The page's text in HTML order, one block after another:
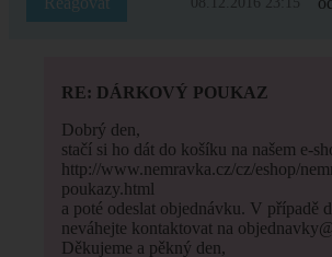
RE: DÁRKOVÝ POUKAZ
Dobrý den,
stačí si ho dát do košíku na našem e-
http://www.nemravka.cz/cz/eshop/
poukazy.html
a poté odeslat objednávku. V případě
neváhejte kontaktovat na
Děkujeme a pěkný den,